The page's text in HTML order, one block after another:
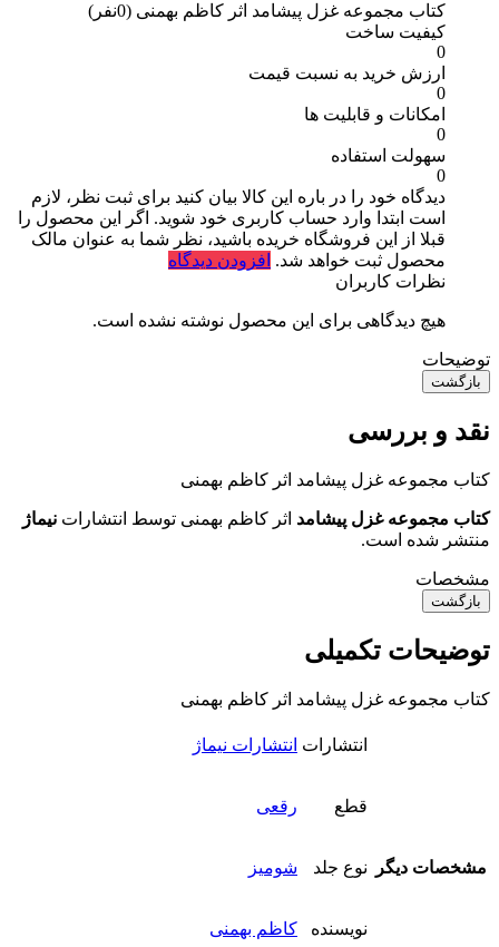
کتاب مجموعه غزل پیشامد اثر کاظم بهمنی (0نفر)
کیفیت ساخت
0
ارزش خرید به نسبت قیمت
0
امکانات و قابلیت ها
0
سهولت استفاده
0
دیدگاه خود را در باره این کالا بیان کنید برای ثبت نظر، لازم
است ابتدا وارد حساب کاربری خود شوید. اگر این محصول را
قبلا از این فروشگاه خریده باشید، نظر شما به عنوان مالک
محصول ثبت خواهد شد. افزودن دیدگاه
نظرات کاربران
هیچ دیدگاهی برای این محصول نوشته نشده است.
توضیحات
بازگشت
نقد و بررسی
کتاب مجموعه غزل پیشامد اثر کاظم بهمنی
کتاب مجموعه غزل پیشامد اثر کاظم بهمنی توسط انتشارات نیماژ
منتشر شده است.
مشخصات
بازگشت
توضیحات تکمیلی
کتاب مجموعه غزل پیشامد اثر کاظم بهمنی
مشخصات دیگر
انتشارات انتشارات نیماژ
قطع رقعی
نوع جلد شومیز
نویسنده کاظم بهمنی